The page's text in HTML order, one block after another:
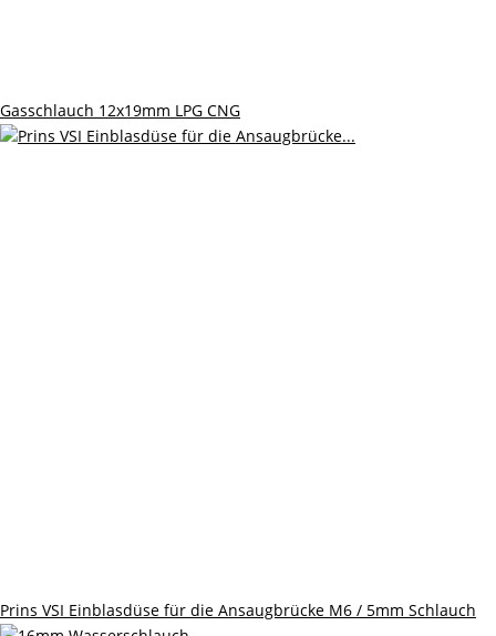
Gasschlauch 12x19mm LPG CNG
Prins VSI Einblasdüse für die Ansaugbrücke M6 / 5mm Schlauch